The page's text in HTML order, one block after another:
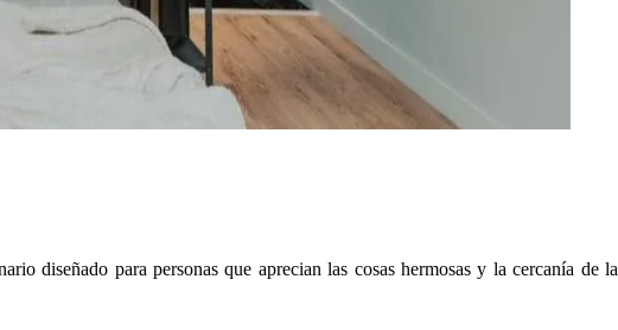
diseñado para personas que aprecian las cosas hermosas y la cercanía de la